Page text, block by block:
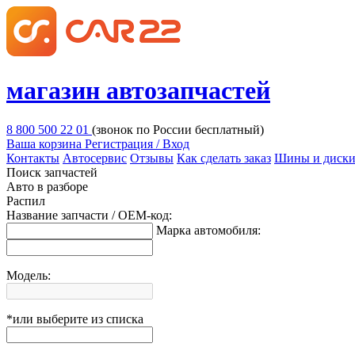
магазин автозапчастей
8 800 500 22 01 (звонок по России бесплатный)
Ваша корзина Регистрация / Вход
Контакты Автосервис Отзывы Как сделать заказ Шины и диски
Поиск запчастей
Авто в разборе
Распил
Название запчасти / OEM-код:
Марка автомобиля:
Модель:
*или выберите из списка